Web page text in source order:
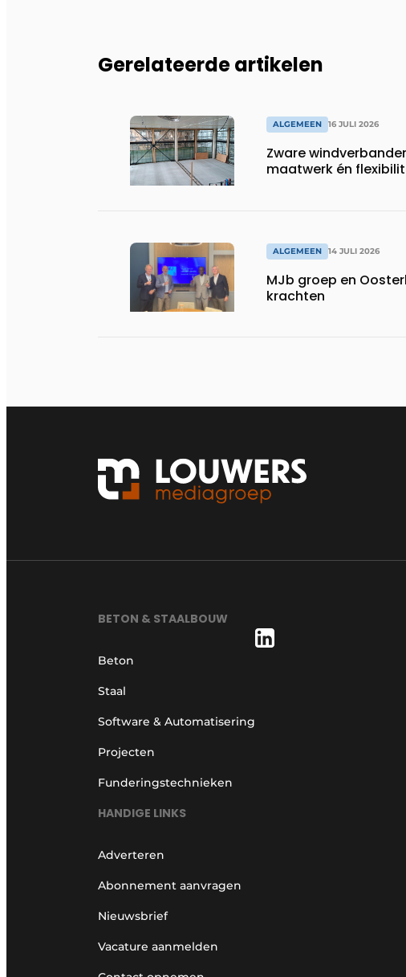
Gerelateerde artikelen
ALGEMEEN 16 JULI 2026
Zware
maatwerk én
ALGEMEEN 14 JULI 2026
MJb groep en
krachten
BETON & STAALBOUW
Beton
Staal
Software & Automatisering
Projecten
Funderingstechnieken
HANDIGE LINKS
Adverteren
Abonnement aanvragen
Nieuwsbrief
Vacature aanmelden